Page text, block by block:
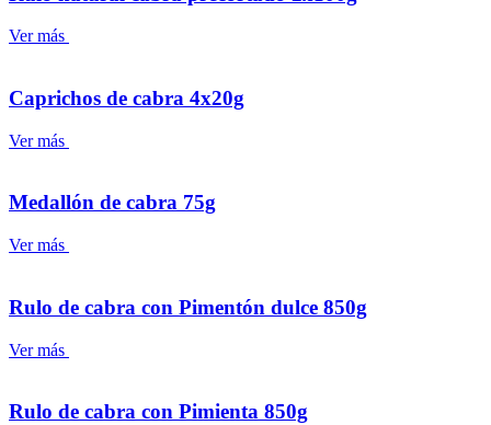
Ver más
Caprichos de cabra 4x20g
Ver más
Medallón de cabra 75g
Ver más
Rulo de cabra con Pimentón dulce 850g
Ver más
Rulo de cabra con Pimienta 850g